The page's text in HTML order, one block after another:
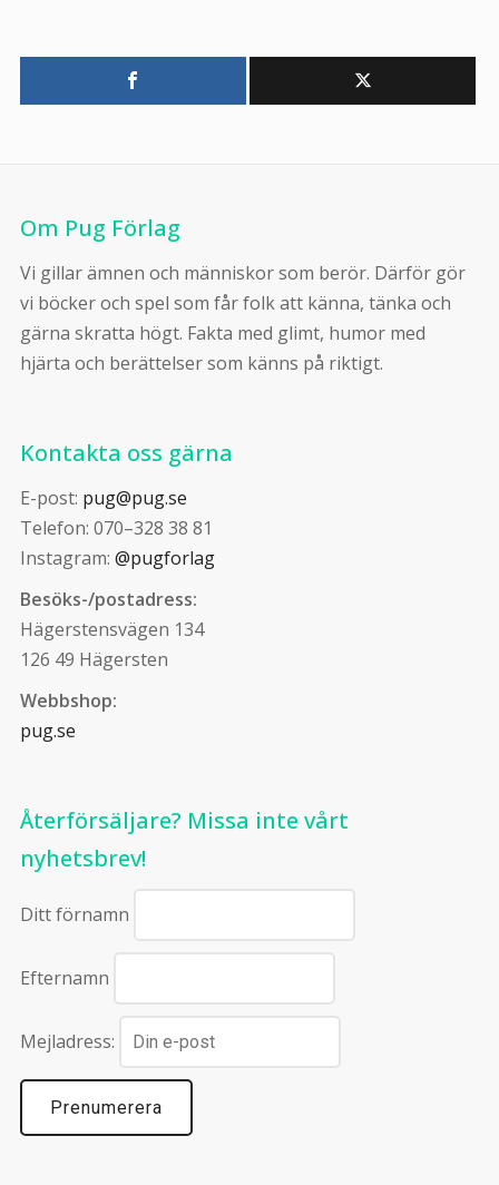
Om Pug Förlag
Vi gillar ämnen och människor som berör. Därför gör
vi böcker och spel som får folk att känna, tänka och
gärna skratta högt. Fakta med glimt, humor med
hjärta och berättelser som känns på riktigt.
Kontakta oss gärna
E-post: pug@pug.se
Telefon: 070–328 38 81
Instagram: @pugforlag
Besöks-/postadress:
Hägerstensvägen 134
126 49 Hägersten
Webbshop:
pug.se
Återförsäljare? Missa inte vårt
nyhetsbrev!
Ditt förnamn
Efternamn
Mejladress: